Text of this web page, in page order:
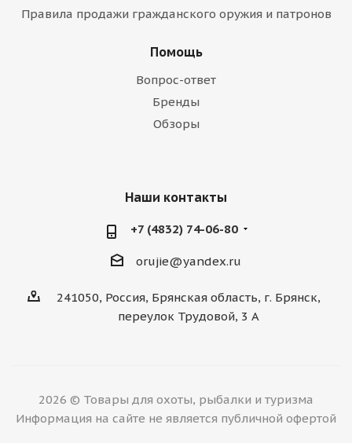
Правила продажи гражданского оружия и патронов
Помощь
Вопрос-ответ
Бренды
Обзоры
Наши контакты
+7 (4832) 74-06-80
orujie@yandex.ru
241050, Россия, Брянская область, г. Брянск,
переулок Трудовой, 3 А
2026 © Товары для охоты, рыбалки и туризма
Информация на сайте не является публичной офертой